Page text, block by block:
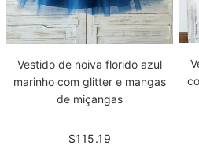
Vestido de noiva florido azul
marinho com glitter e mangas
de miçangas
$115.19